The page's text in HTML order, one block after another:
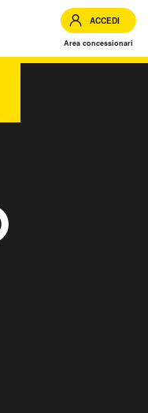
ACCEDI
Area concessionari